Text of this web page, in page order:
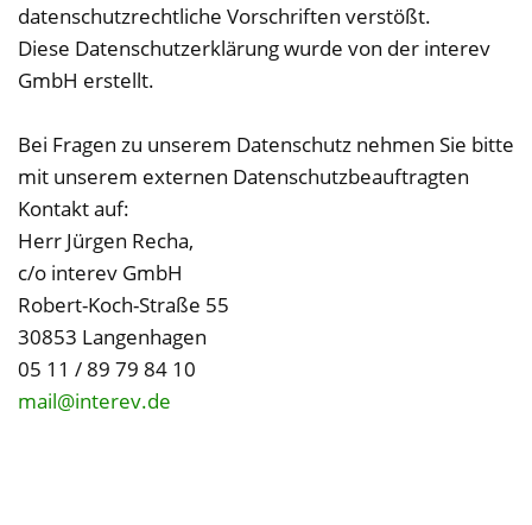
datenschutzrechtliche Vorschriften verstößt.
Diese Datenschutzerklärung wurde von der interev
GmbH erstellt.
Bei Fragen zu unserem Datenschutz nehmen Sie bitte
mit unserem externen Datenschutzbeauftragten
Kontakt auf:
Herr Jürgen Recha,
c/o interev GmbH
Robert-Koch-Straße 55
30853 Langenhagen
05 11 / 89 79 84 10
mail@interev.de